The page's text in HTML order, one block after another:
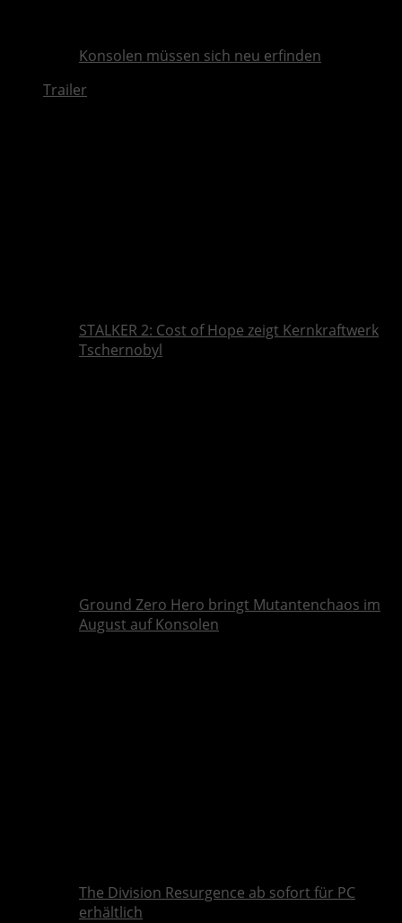
Konsolen müssen sich neu erfinden
Trailer
STALKER 2: Cost of Hope zeigt Kernkraftwerk
Tschernobyl
Ground Zero Hero bringt Mutantenchaos im
August auf Konsolen
The Division Resurgence ab sofort für PC
erhältlich